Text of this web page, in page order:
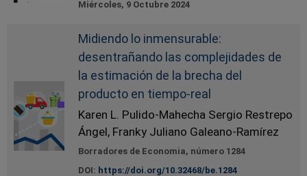
Miércoles, 9 Octubre 2024
Midiendo lo inmensurable:
desentrañando las complejidades de
la estimación de la brecha del
producto en tiempo-real
Karen L. Pulido-Mahecha Sergio Restrepo
Ángel, Franky Juliano Galeano-Ramírez
Borradores de Economia, número 1284
DOI: https://doi.org/10.32468/be.1284